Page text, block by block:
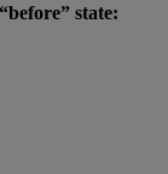
state: